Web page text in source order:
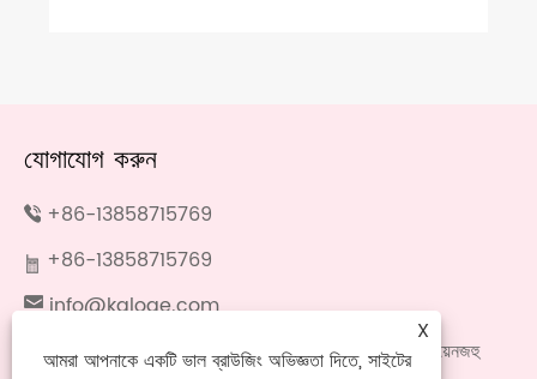
যোগাযোগ করুন
+86-13858715769
+86-13858715769
info@kaloge.com
নং 699, ক্যানগিয়ান রোড, লংগ্যাং সেঞ্চুরি ইন্ডাস্ট্রিয়াল পার্ক, ওয়েনজহু
X
আমরা আপনাকে একটি ভাল ব্রাউজিং অভিজ্ঞতা দিতে, সাইটের